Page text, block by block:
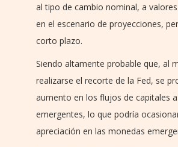
al tipo de cambio nominal, a
en el escenario de proyecciones,
corto plazo.
Siendo altamente probable que, al
realizarse el recorte de la Fed, se
aumento en los flujos de capitales
emergentes, lo que podría
apreciación en las monedas